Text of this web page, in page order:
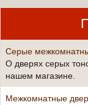
Серые
О дверях серых
нашем магазине.
Межкомнатные